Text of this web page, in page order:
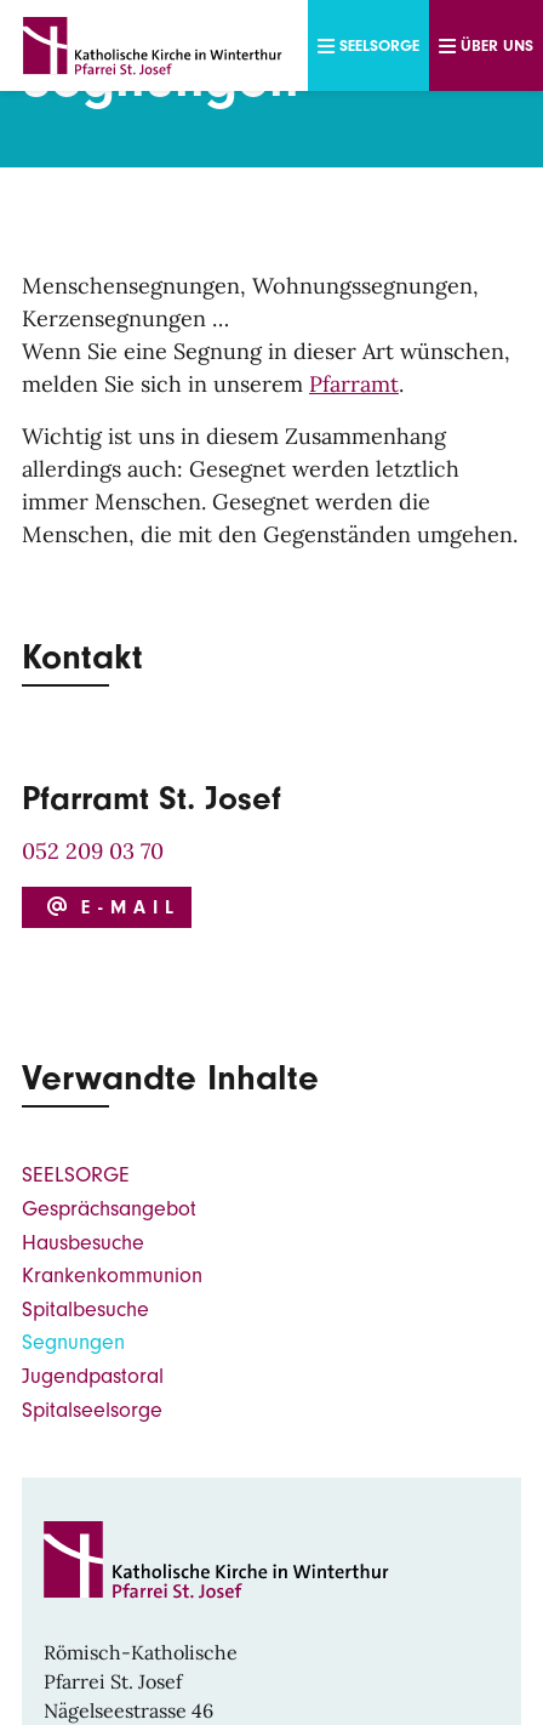
Direkt zum Inhalt
SEELSORGE ÜBER UNS
Segnungen
Menschensegnungen, Wohnungssegnungen,
Kerzensegnungen …
Wenn Sie eine Segnung in dieser Art wünschen,
melden Sie sich in unserem Pfarramt.
Wichtig ist uns in diesem Zusammenhang
allerdings auch: Gesegnet werden letztlich
immer Menschen. Gesegnet werden die
Menschen, die mit den Gegenständen umgehen.
Kontakt
Pfarramt St. Josef
052 209 03 70
E-MAIL
Verwandte Inhalte
SEELSORGE
Gesprächsangebot
Hausbesuche
Krankenkommunion
Spitalbesuche
Segnungen
Jugendpastoral
Spitalseelsorge
Römisch-Katholische
Pfarrei St. Josef
Nägelseestrasse 46